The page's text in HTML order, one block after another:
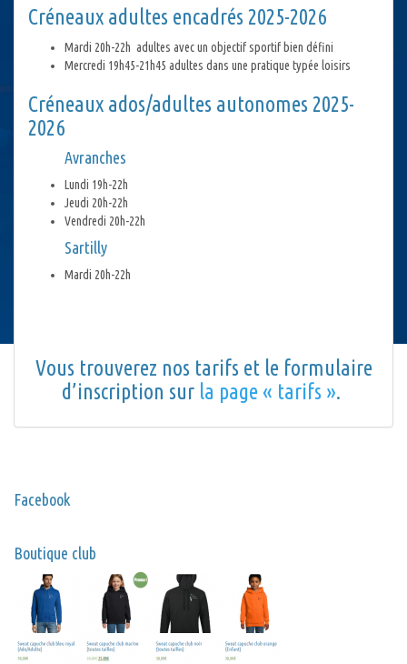
Créneaux adultes encadrés 2025-2026
Mardi 20h-22h adultes avec un objectif sportif bien défini
Mercredi 19h45-21h45 adultes dans une pratique typée loisirs
Créneaux ados/adultes autonomes 2025-
2026
Avranches
Lundi 19h-22h
Jeudi 20h-22h
Vendredi 20h-22h
Sartilly
Mardi 20h-22h
Vous trouverez nos tarifs et le formulaire
d’inscription sur la page « tarifs ».
Facebook
Boutique club